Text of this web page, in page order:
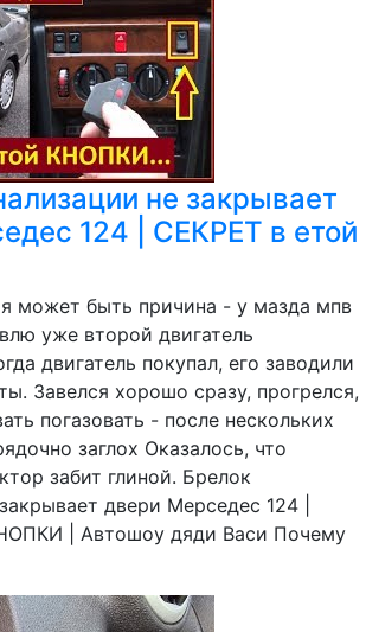
не закрывает
124 | СЕКРЕТ в етой
может быть причина - у мазда мпв
уже второй двигатель
двигатель покупал, его заводили
Завелся хорошо сразу, прогрелся,
погазовать - после нескольких
заглох Оказалось, что
забит глиной. Брелок
двери Мерседес 124 |
| Автошоу дяди Васи Почему